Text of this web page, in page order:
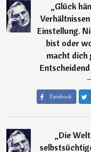
„Glück
Einstellung.
bist oder
macht dich
Facebook
„Die